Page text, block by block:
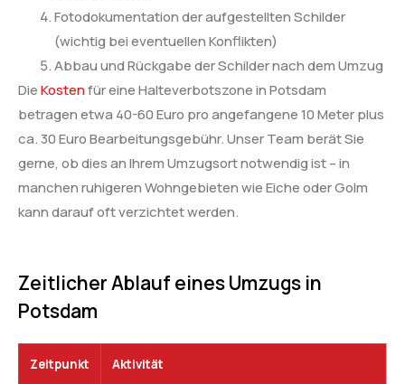
Fotodokumentation der aufgestellten Schilder
(wichtig bei eventuellen Konflikten)
Abbau und Rückgabe der Schilder nach dem Umzug
DieKostenfür eine Halteverbotszone in Potsdam
betragen etwa 40-60 Euro pro angefangene 10 Meter plus
ca. 30 Euro Bearbeitungsgebühr. Unser Team berät Sie
gerne, ob dies an Ihrem Umzugsort notwendig ist – in
manchen ruhigeren Wohngebieten wie Eiche oder Golm
kann darauf oft verzichtet werden.
Zeitlicher Ablauf eines Umzugs in
Potsdam
Zeitpunkt Aktivität